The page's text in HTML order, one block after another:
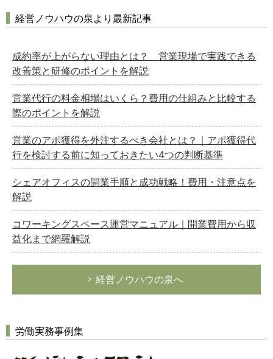
経営ノウハウの泉より最新記事
成約率が上がらない理由とは？ 営業現場で実践できる
改善策と研修のポイントを解説
営業代行の料金相場はいくら？費用の仕組みと比較する
際のポイントを解説
営業のアポ獲得を外注するべき会社とは？｜アポ獲得代
行を検討する前に知っておきたい4つの判断基準
シェアオフィスの開業手順と成功戦略！費用・注意点を
解説
コワーキングスペース運営マニュアル｜開業費用から収
益化まで網羅解説
経営ノウハウの泉へ
労働実務事例集